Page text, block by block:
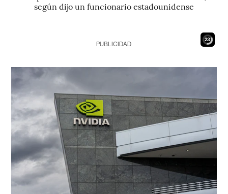
según dijo un funcionario estadounidense
21
PUBLICIDAD